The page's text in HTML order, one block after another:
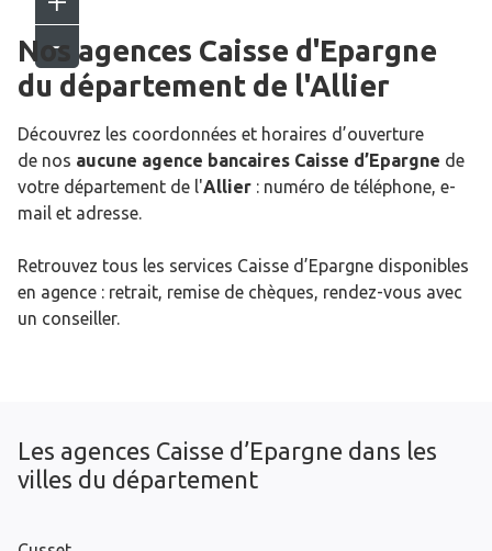
Nos agences Caisse d'Epargne
du département de l'Allier
Découvrez les coordonnées et horaires d’ouverture
de nos aucune agence bancaires Caisse d’Epargne de
votre département de l'Allier : numéro de téléphone, e-
mail et adresse.
Retrouvez tous les services Caisse d’Epargne disponibles
en agence : retrait, remise de chèques, rendez-vous avec
un conseiller.
Les agences Caisse d’Epargne dans les
villes du département